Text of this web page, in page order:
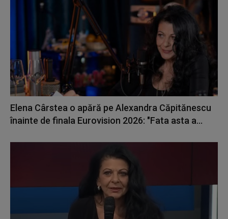
Elena Cârstea o apără pe Alexandra Căpitănescu
înainte de finala Eurovision 2026: "Fata asta a...